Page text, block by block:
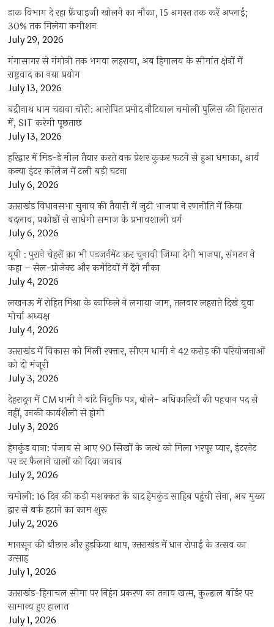
डाक विभाग दे रहा फ्रेंचाइजी खोलने का मौका, 15 अगस्त तक करें अप्लाई;
30% तक मिलेगा कमीशन
July 29, 2026
गंगासागर से गंगोत्री तक भगवा लहराया, अब हिमालय के सीमांत क्षेत्रों में
राष्ट्रवाद का नया प्रयोग
July 13, 2026
बद्रीनाथ धाम चढ़ावा चोरी: आरोपित प्रमोद नौटियाल चमोली पुलिस की हिरासत
में, SIT करेगी पूछताछ
July 13, 2026
हरिद्वार में मिड-डे मील तैयार करते वक्त प्रेशर कुकर फटने से हुआ धमाका, आर्य
कन्या इंटर कॉलेज में टली बड़ी घटना
July 6, 2026
उत्तराखंंड विधानसभा चुनाव की तैयारी में जुटी भाजपा ने रणनीति में किया
बदलाव, प्रकोष्ठों से साधेगी समाज के प्रभावशाली वर्ग
July 6, 2026
यूपी : पुराने चेहरों का भी एडजर्नमेंट कर चुनावी जिम्मा देगी भाजपा, संगठन ने
कहा – सेल-प्रोजेक्ट और कमेटियों में देंगे मौका
July 4, 2026
लखनऊ में रोहित मिश्रा के काफिले ने लगाया जाम, तलवार लहराते दिखे युवा
मोर्चा अध्यक्ष
July 4, 2026
उत्तराखंड में विकास को मिली रफ्तार, सीएम धामी ने 42 करोड़ की परियोजनाओं
को दी मंजूरी
July 3, 2026
देहरादून में CM धामी ने बांटे नियुक्ति पत्र, बोले- अधिकारियों की पहचान पद से
नहीं, उनकी कार्यशैली से होगी
July 3, 2026
हेमकुंड यात्रा: पंजाब से आए 90 सिखों के जत्थे को मिला भरपूर प्यार, इंटरनेट
पर डर फैलाने वालों को दिया जवाब
July 2, 2026
चमोली: 16 दिन की कड़ी मशक्कत के बाद हेमकुंड साहिब पहुंची सेना, अब मुख्य
द्वार से बर्फ हटाने का काम शुरू
July 2, 2026
मानसून की बौछार और हुड़किया थाप, उत्तराखंड में धान रोपाई के उत्सव का
उत्साह
July 1, 2026
उत्तराखंड-हिमाचल सीमा पर निहंग प्रकरण का तनाव खत्म, कुल्हाल बॉर्डर पर
सामान्य हुए हालात
July 1, 2026